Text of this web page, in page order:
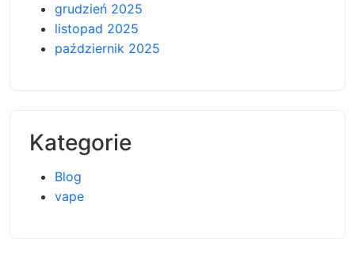
grudzień 2025
listopad 2025
październik 2025
Kategorie
Blog
vape